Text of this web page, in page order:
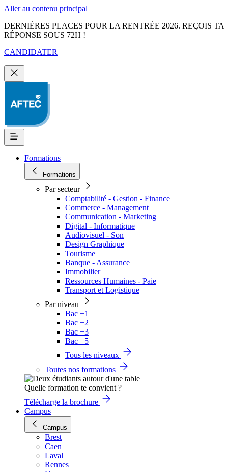
Aller au contenu principal
DERNIÈRES PLACES POUR LA RENTRÉE 2026. REÇOIS TA
RÉPONSE SOUS 72H !
CANDIDATER
Formations
Formations
Par secteur
Comptabilité - Gestion - Finance
Commerce - Management
Communication - Marketing
Digital - Informatique
Audiovisuel - Son
Design Graphique
Tourisme
Banque - Assurance
Immobilier
Ressources Humaines - Paie
Transport et Logistique
Par niveau
Bac +1
Bac +2
Bac +3
Bac +5
Tous les niveaux
Toutes nos formations
Quelle formation te convient ?
Télécharge la brochure
Campus
Campus
Brest
Caen
Laval
Rennes